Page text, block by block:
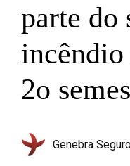
parte do
incêndio
2o
Genebra